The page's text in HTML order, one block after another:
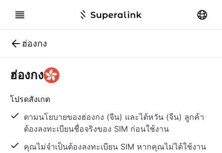
ฮ่องกง
ฮ่องกง
โปรดสังเกต
ตามนโยบายของฮ่องกง (จีน) และไต้หวัน (จีน) ลูกค้า
ต้องลงทะเบียนชื่อจริงของ SIM ก่อนใช้งาน
คุณไม่จำเป็นต้องลงทะเบียน SIM หากคุณไม่ได้ใช้งาน